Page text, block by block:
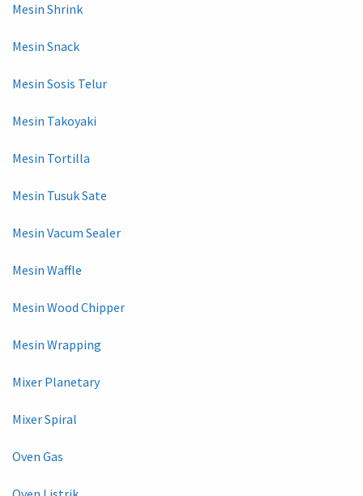
Mesin Shrink
Mesin Snack
Mesin Sosis Telur
Mesin Takoyaki
Mesin Tortilla
Mesin Tusuk Sate
Mesin Vacum Sealer
Mesin Waffle
Mesin Wood Chipper
Mesin Wrapping
Mixer Planetary
Mixer Spiral
Oven Gas